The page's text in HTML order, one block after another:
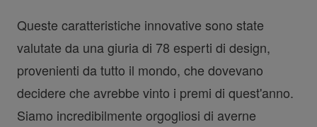
Queste caratteristiche innovative sono state
valutate da una giuria di 78 esperti di design,
provenienti da tutto il mondo, che dovevano
decidere che avrebbe vinto i premi di quest'anno.
Siamo incredibilmente orgogliosi di averne